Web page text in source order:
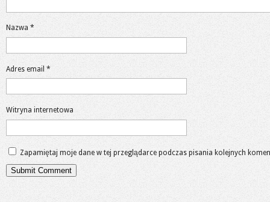
Nazwa *
Adres email *
Witryna internetowa
Zapamiętaj moje dane w tej przeglądarce podczas pisania kolejnych